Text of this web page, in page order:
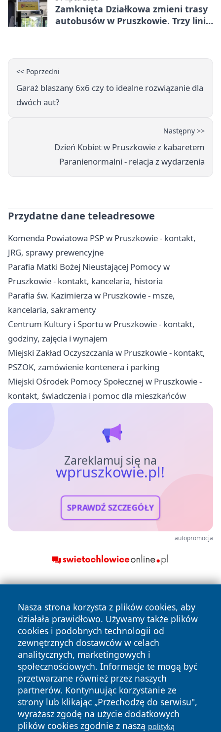
Zamknięta Działkowa zmieni trasy
autobusów w Pruszkowie. Trzy linie
<< Poprzedni
Garaż blaszany 6x6 czy to idealne rozwiązanie dla
dwóch aut?
Następny >>
Dzień Kobiet w Pruszkowie z kabaretem
Paranienormalni - relacja z wydarzenia
Przydatne dane teleadresowe
Komenda Powiatowa PSP w Pruszkowie - kontakt,
JRG, sprawy prewencyjne
Parafia Matki Bożej Nieustającej Pomocy w
Pruszkowie - kontakt, kancelaria, historia
Parafia św. Kazimierza w Pruszkowie - msze,
kancelaria, sakramenty
Centrum Kultury i Sportu w Pruszkowie - kontakt,
godziny, zajęcia i wynajem
Miejski Zakład Oczyszczania w Pruszkowie - kontakt,
PSZOK, zamówienie kontenera i parking
Miejski Ośrodek Pomocy Społecznej w Pruszkowie -
kontakt, świadczenia i pomoc dla mieszkańców
Zareklamuj się na
wpruszkowie.pl!
SPRAWDŹ SZCZEGÓŁY
autopromocja
Nasza strona korzysta z plików cookies, aby
działała prawidłowo. Używamy także plików
cookies i podobnych technologii od
zewnętrznych dostawców w celach
analitycznych, marketingowych i
społecznościowych. Informacje te mogą być
przetwarzane również przez naszych
partnerów. Kontynuując korzystanie ze
strony lub klikając „Przechodzę do serwisu",
wyrażasz zgodę na użycie dodatkowych
plików cookies zgodnie z naszą polityką
Copyright © 2026 wpruszkowie.pl Wszystkie prawa
zastrzeżone.
News Autorzy
Polityka
Prywatności
Polityka
Cookies